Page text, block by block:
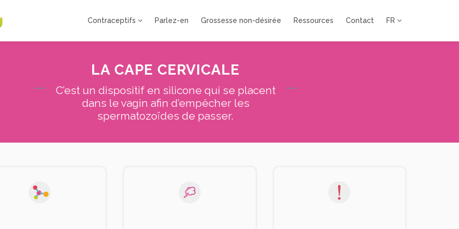
Contraceptifs Parlez-en Grossesse non-désirée Ressources Contact FR
LA CAPE CERVICALE
C’est un dispositif en silicone qui se placent
dans le vagin afin d’empêcher les
spermatozoïdes de passer.